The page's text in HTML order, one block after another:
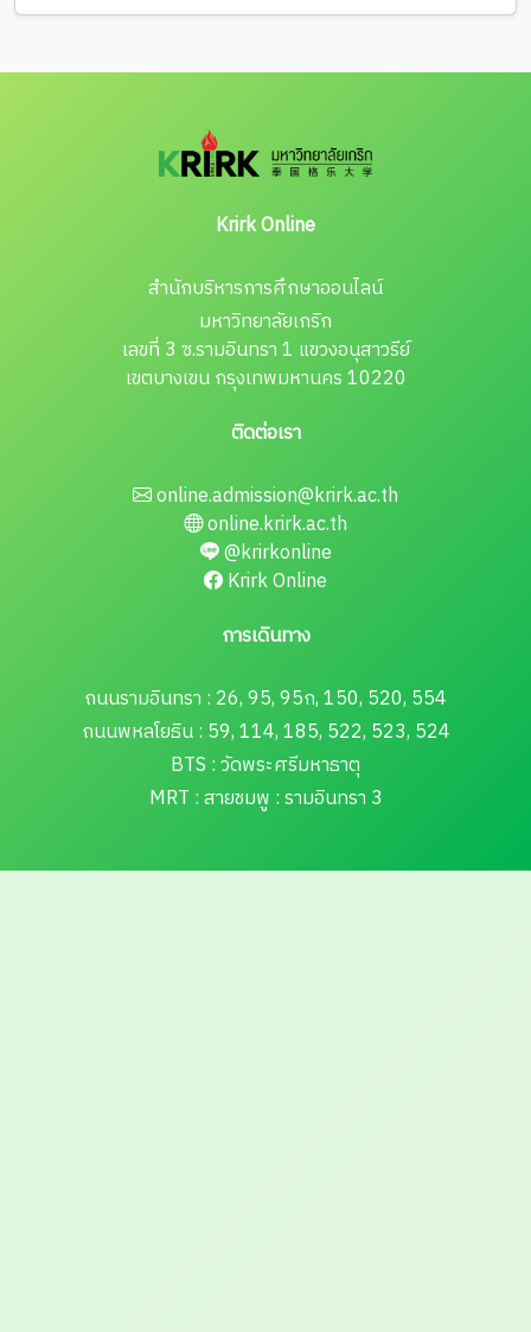
Krirk Online
สำนักบริหารการศึกษาออนไลน์
มหาวิทยาลัยเกริก
เลขที่ 3 ซ.รามอินทรา 1 แขวงอนุสาวรีย์
เขตบางเขน กรุงเทพมหานคร 10220
ติดต่อเรา
online.admission@krirk.ac.th
online.krirk.ac.th
@krirkonline
Krirk Online
การเดินทาง
ถนนรามอินทรา : 26, 95, 95ก, 150, 520, 554
ถนนพหลโยธิน : 59, 114, 185, 522, 523, 524
BTS : วัดพระศรีมหาธาตุ
MRT : สายชมพู : รามอินทรา 3